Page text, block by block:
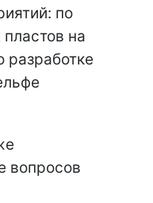
по
на
разработке
вопросов